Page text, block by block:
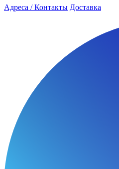
Адреса / Контакты Доставка